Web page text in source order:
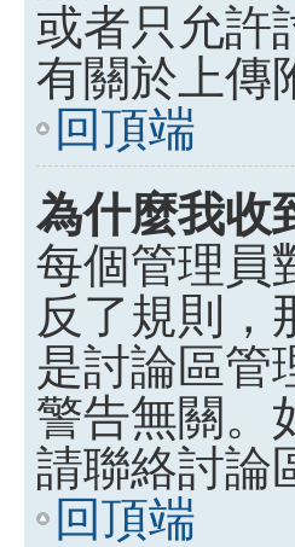
或者只允許
有關於上傳
回頂端
為什麼我收
每個管理員
反了規則，
是討論區管
警告無關。
請聯絡討論
回頂端